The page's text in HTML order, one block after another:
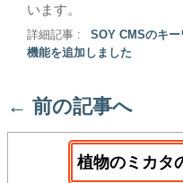
います。
詳細記事 :
SOY CMSのキ
機能を追加しました
← 前の記事へ
植物のミカタ